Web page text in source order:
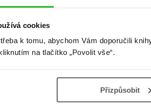
cookies
k tomu, abychom Vám doporučili
na tlačítko „Povolit vše“.
Přizpůsobit